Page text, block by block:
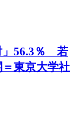
」56.3％ 若
東京大学社